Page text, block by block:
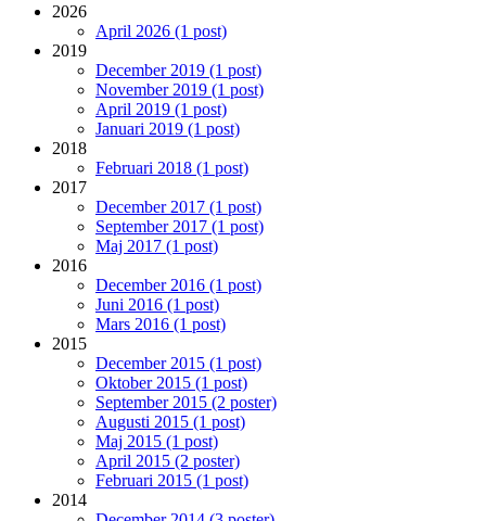
2026
April 2026 (1 post)
2019
December 2019 (1 post)
November 2019 (1 post)
April 2019 (1 post)
Januari 2019 (1 post)
2018
Februari 2018 (1 post)
2017
December 2017 (1 post)
September 2017 (1 post)
Maj 2017 (1 post)
2016
December 2016 (1 post)
Juni 2016 (1 post)
Mars 2016 (1 post)
2015
December 2015 (1 post)
Oktober 2015 (1 post)
September 2015 (2 poster)
Augusti 2015 (1 post)
Maj 2015 (1 post)
April 2015 (2 poster)
Februari 2015 (1 post)
2014